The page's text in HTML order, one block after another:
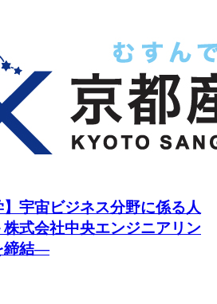
】宇宙ビジネス分野に係る人
式会社中央エンジニアリン
締結―